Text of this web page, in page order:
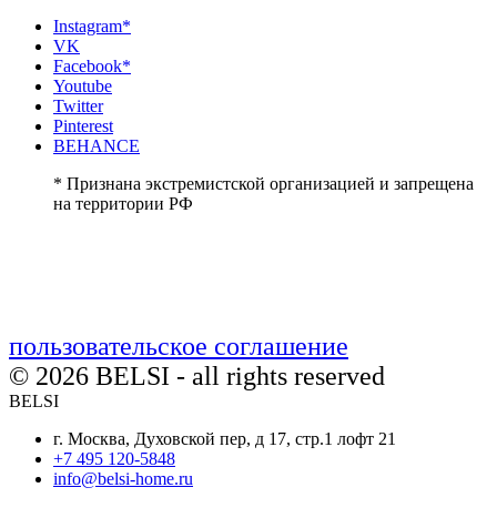
Instagram*
VK
Facebook*
Youtube
Twitter
Pinterest
BEHANCE
* Признана экстремистской организацией и запрещена
на территории РФ
пользовательское соглашение
© 2026 BELSI - all rights reserved
BELSI
г. Москва, Духовской пер, д 17, стр.1 лофт 21
+7 495 120-5848
info@belsi-home.ru